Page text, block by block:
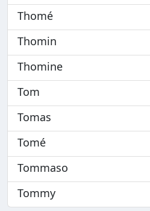
Thomé
Thomin
Thomine
Tom
Tomas
Tomé
Tommaso
Tommy